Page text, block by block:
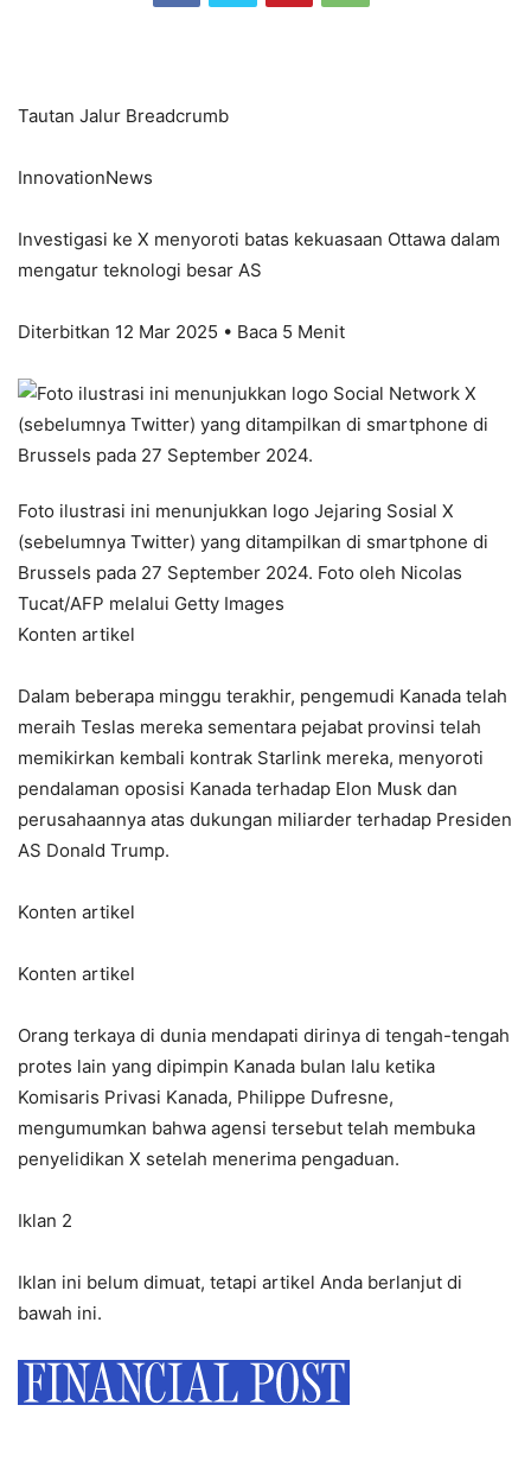
Tautan Jalur Breadcrumb
InnovationNews
Investigasi ke X menyoroti batas kekuasaan Ottawa dalam
mengatur teknologi besar AS
Diterbitkan 12 Mar 2025 • Baca 5 Menit
Foto ilustrasi ini menunjukkan logo Jejaring Sosial X
(sebelumnya Twitter) yang ditampilkan di smartphone di
Brussels pada 27 September 2024. Foto oleh Nicolas
Tucat/AFP melalui Getty Images
Konten artikel
Dalam beberapa minggu terakhir, pengemudi Kanada telah
meraih Teslas mereka sementara pejabat provinsi telah
memikirkan kembali kontrak Starlink mereka, menyoroti
pendalaman oposisi Kanada terhadap Elon Musk dan
perusahaannya atas dukungan miliarder terhadap Presiden
AS Donald Trump.
Konten artikel
Konten artikel
Orang terkaya di dunia mendapati dirinya di tengah-tengah
protes lain yang dipimpin Kanada bulan lalu ketika
Komisaris Privasi Kanada, Philippe Dufresne,
mengumumkan bahwa agensi tersebut telah membuka
penyelidikan X setelah menerima pengaduan.
Iklan 2
Iklan ini belum dimuat, tetapi artikel Anda berlanjut di
bawah ini.